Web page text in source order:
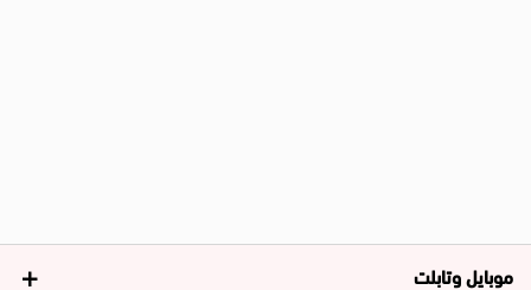
موبايل وتابلت